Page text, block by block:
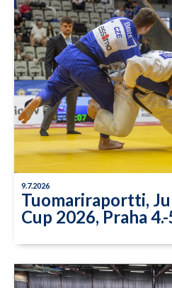
9.7.2026
Tuomariraportti,
Cup 2026, Praha